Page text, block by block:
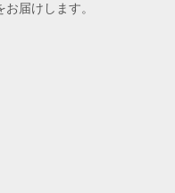
届けします。